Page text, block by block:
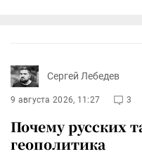
Сергей Лебедев
9 августа 2026, 11:27 3
Почему русских
геополитика